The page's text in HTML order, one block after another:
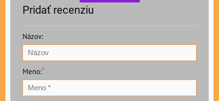
Pridať recenziu
Názov:
Meno:*